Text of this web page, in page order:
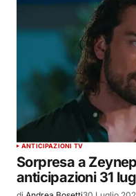
ANTICIPAZIONI TV
Sorpresa a
anticipazioni 31